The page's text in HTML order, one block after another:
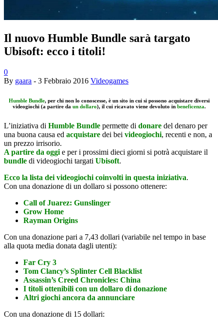
Il nuovo Humble Bundle sarà targato
Ubisoft: ecco i titoli!
0
By gaara - 3 Febbraio 2016 Videogames
Humble Bundle, per chi non lo conoscesse, è un sito in cui si possono acquistare diversi
videogiochi (a partire da un dollaro), il cui ricavato viene devoluto in beneficenza.
L’iniziativa di Humble Bundle permette di donare del denaro per
una buona causa ed acquistare dei bei videogiochi, recenti e non, a
un prezzo irrisorio.
A partire da oggi e per i prossimi dieci giorni si potrà acquistare il
bundle di videogiochi targati Ubisoft.
Ecco la lista dei videogiochi coinvolti in questa iniziativa.
Con una donazione di un dollaro si possono ottenere:
Call of Juarez: Gunslinger
Grow Home
Rayman Origins
Con una donazione pari a 7,43 dollari (variabile nel tempo in base
alla quota media donata dagli utenti):
Far Cry 3
Tom Clancy’s Splinter Cell Blacklist
Assassin’s Creed Chronicles: China
I titoli ottenibili con un dollaro di donazione
Altri giochi ancora da annunciare
Con una donazione di 15 dollari: